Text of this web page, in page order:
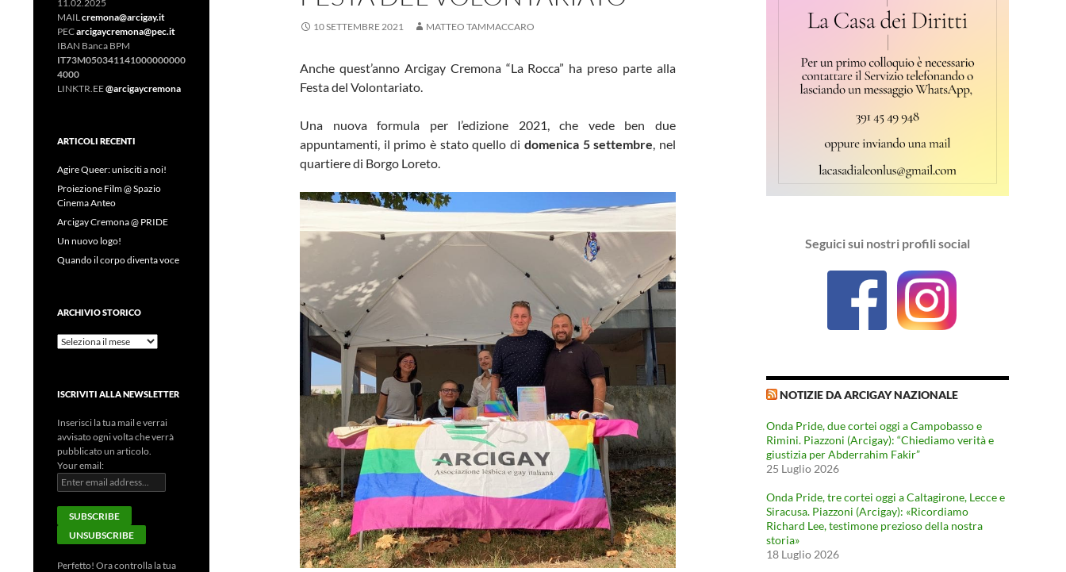
10 SETTEMBRE 2021 MATTEO TAMMACCARO
Anche quest’anno Arcigay Cremona “La Rocca” ha preso parte alla
Festa del Volontariato.
Una nuova formula per l’edizione 2021, che vede ben due
appuntamenti, il primo è stato quello di domenica 5 settembre, nel
quartiere di Borgo Loreto.
Seguici sui nostri profili social
NOTIZIE DA ARCIGAY NAZIONALE
Onda Pride, due cortei oggi a Campobasso e
Rimini. Piazzoni (Arcigay): “Chiediamo verità e
giustizia per Abderrahim Fakir”
25 Luglio 2026
Onda Pride, tre cortei oggi a Caltagirone, Lecce e
Siracusa. Piazzoni (Arcigay): «Ricordiamo
Richard Lee, testimone prezioso della nostra
storia»
18 Luglio 2026
11.02.2025
MAILcremona@arcigay.it
PECarcigaycremona@pec.it
IBAN Banca BPM
IT73M050341141000000000
4000
LINKTR.EE@arcigaycremona
ARTICOLI RECENTI
Agire Queer: unisciti a noi!
Proiezione Film @ Spazio
Cinema Anteo
Arcigay Cremona @ PRIDE
Un nuovo logo!
Quando il corpo diventa voce
ARCHIVIO STORICO
Archivio
ISCRIVITI ALLA NEWSLETTER
Inserisci la tua mail e verrai
avvisato ogni volta che verrà
pubblicato un articolo.
Your email:
Perfetto! Ora controlla la tua